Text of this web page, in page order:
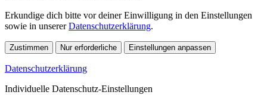
Erkundige dich bitte vor deiner Einwilligung in den Einstellungen
sowie in unsererDatenschutzerklärung.
Zustimmen Nur erforderliche Einstellungen anpassen
Datenschutzerklärung
Individuelle Datenschutz-Einstellungen